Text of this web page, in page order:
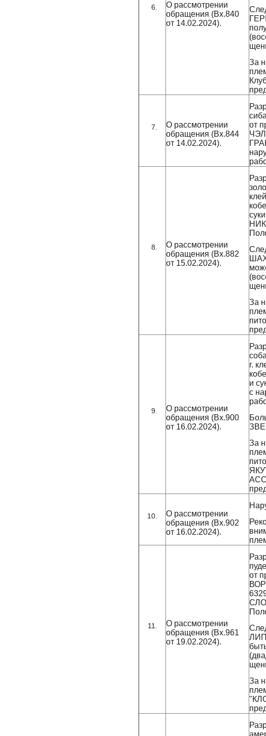
О рассмотрении
обращения (Вх.840
от 14.02.2024).
За
О рассмотрении
обращения (Вх.844
от 14.02.2024).
от
О рассмотрении
обращения (Вх.882
от 15.02.2024).
За
О рассмотрении
обращения (Вх.900
от 16.02.2024).
г.
и
с
За
О рассмотрении
обращения (Вх.902
от 16.02.2024).
О рассмотрении
обращения (Вх.961
от 19.02.2024).
от
За